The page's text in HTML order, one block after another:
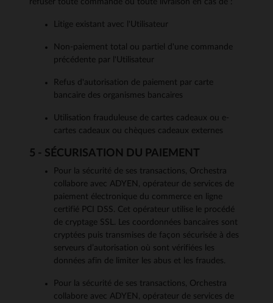
refuser toute commande ou toute livraison en cas de :
Litige existant avec l'Utilisateur
Non-paiement total ou partiel d'une commande
précédente par l'Utilisateur
Refus d'autorisation de paiement par carte
bancaire des organismes bancaires
Utilisation frauduleuse de cartes cadeaux ou e-
cartes cadeaux ou chèques cadeaux externes
5 - SÉCURISATION DU PAIEMENT
Pour la sécurité de ses transactions, Orchestra
collabore avec ADYEN, opérateur de services de
paiement électronique du commerce en ligne
certifié PCI DSS. Cet opérateur utilise le procédé
de cryptage SSL. Les coordonnées bancaires sont
cryptées puis transmises de façon sécurisée à des
serveurs d’autorisation où sont vérifiées les
données afin de limiter les abus et les fraudes.
Pour la sécurité de ses transactions, Orchestra
collabore avec ADYEN, opérateur de services de